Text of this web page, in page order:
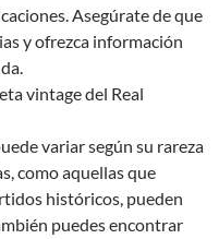
Asegúrate de que
y ofrezca información
vintage del Real
variar según su rareza
como aquellas que
históricos, pueden
puedes encontrar